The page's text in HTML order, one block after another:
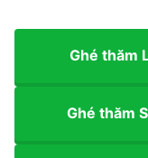
Ghé thăm
Ghé thăm